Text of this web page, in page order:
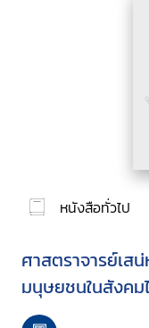
หนังสือทั่วไป
ศาสตราจารย์เส
มนุษยชนในสังคม